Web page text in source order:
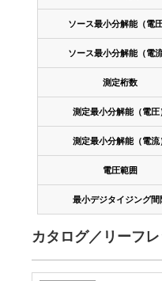
ソース最小分解能（電圧
ソース最小分解能（電流
測定桁数
測定最小分解能（電圧
測定最小分解能（電流
電圧範囲
最小デジタイジング間
カタログ／リーフレ